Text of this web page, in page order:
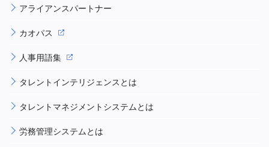
アライアンスパートナー
カオパス
人事用語集
タレントインテリジェンスとは
タレントマネジメントシステムとは
労務管理システムとは